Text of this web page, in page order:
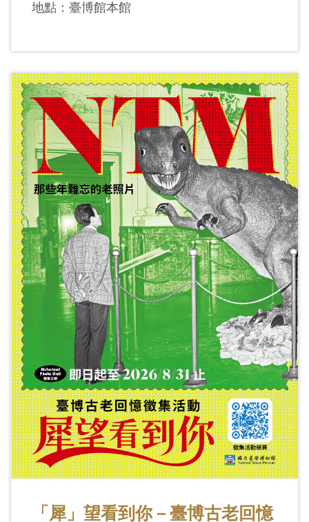
地點：臺博館本館
「犀」望看到你－臺博古老回憶